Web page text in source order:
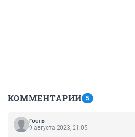
КОММЕНТАРИИ 5
Гость
9 августа 2023, 21:05